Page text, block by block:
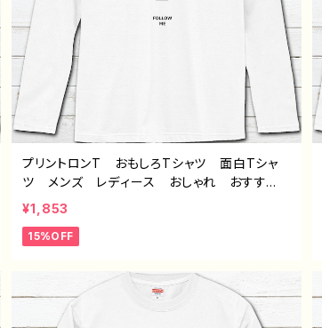
プリントロンT おもしろTシャツ 面白Tシャ
ツ メンズ レディース おしゃれ おすす
め 個性的 面白い ユニーク 人気 イラ
ストレーター 絵師 クリエイター オリジナ
ル デザイン グッズ 長袖Tシャツ ロングT
ツ №638 J1-9
¥1,853
15%OFF